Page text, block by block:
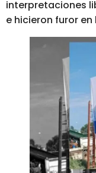
interpretaciones
e hicieron furor